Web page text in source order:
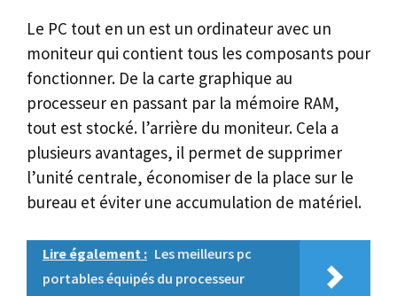
Le PC tout en un est un ordinateur avec un
moniteur qui contient tous les composants pour
fonctionner. De la carte graphique au
processeur en passant par la mémoire RAM,
tout est stocké. l’arrière du moniteur. Cela a
plusieurs avantages, il permet de supprimer
l’unité centrale, économiser de la place sur le
bureau et éviter une accumulation de matériel.
Lire également : Les meilleurs pc
portables équipés du processeur